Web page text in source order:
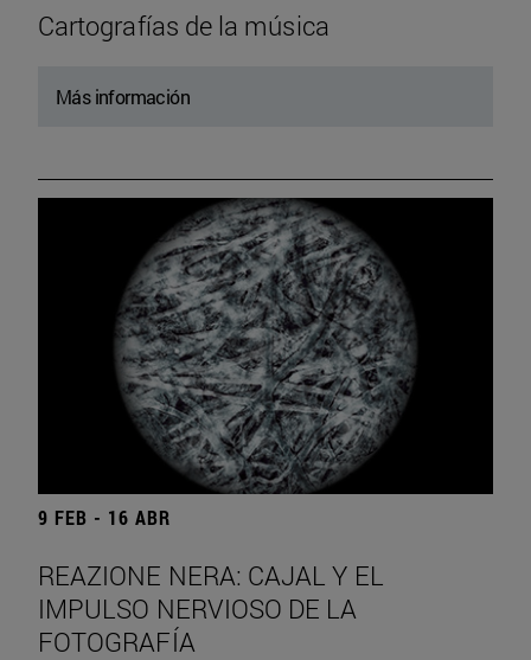
Cartografías de la música
Más información
9 FEB - 16 ABR
REAZIONE NERA: CAJAL Y EL
IMPULSO NERVIOSO DE LA
FOTOGRAFÍA